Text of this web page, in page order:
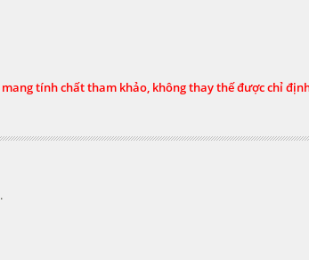
tính chất tham khảo, không thay thế được chỉ